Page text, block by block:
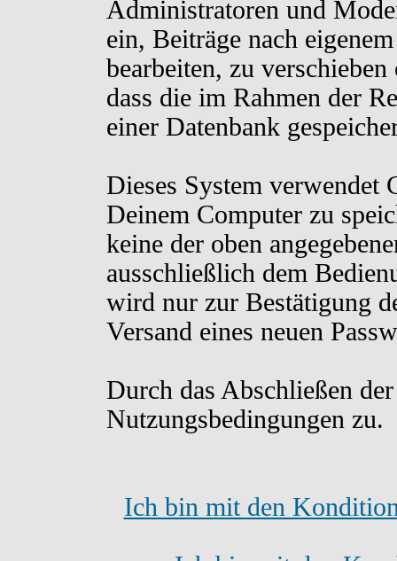
Administratoren und
ein, Beiträge nach
bearbeiten, zu
dass die im Rahmen der
einer Datenbank
Dieses System verwendet
Deinem Computer zu
keine der oben
ausschließlich dem
wird nur zur Bestätigung
Versand eines neuen
Durch das Abschließen
Nutzungsbedingungen zu.
Ich bin mit den